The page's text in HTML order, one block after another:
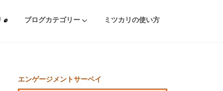
ブログカテゴリー ミツカリの使い方
エンゲージメントサーベイ